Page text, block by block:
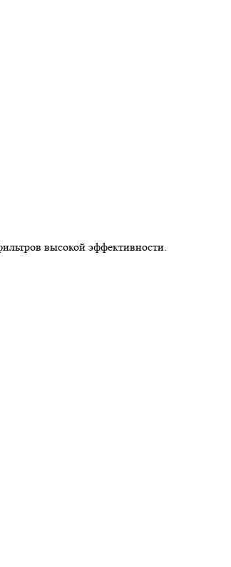
высокой эффективности.